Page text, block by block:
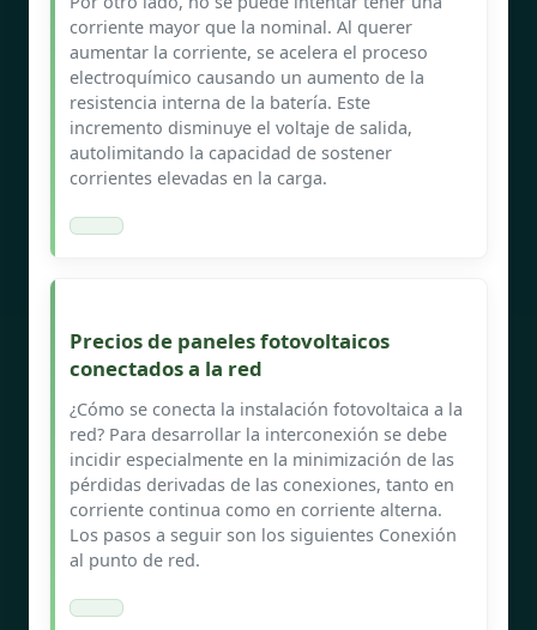
corriente mayor que la nominal. Al querer
aumentar la corriente, se acelera el proceso
electroquímico causando un aumento de la
resistencia interna de la batería. Este
incremento disminuye el voltaje de salida,
autolimitando la capacidad de sostener
corrientes elevadas en la carga.
Precios de paneles fotovoltaicos
conectados a la red
¿Cómo se conecta la instalación fotovoltaica a la
red? Para desarrollar la interconexión se debe
incidir especialmente en la minimización de las
pérdidas derivadas de las conexiones, tanto en
corriente continua como en corriente alterna.
Los pasos a seguir son los siguientes Conexión
al punto de red.